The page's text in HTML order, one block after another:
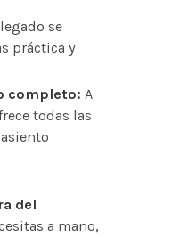
se
práctica y
completo: A
todas las
del
a mano,